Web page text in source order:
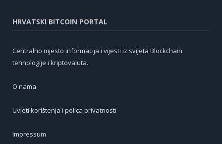
HRVATSKI BITCOIN PORTAL
Centralno mjesto informacija i vijesti iz svijeta Blockchain
tehnologije i kriptovaluta.
O nama
Uvjeti korištenja i polica privatnosti
Impressum